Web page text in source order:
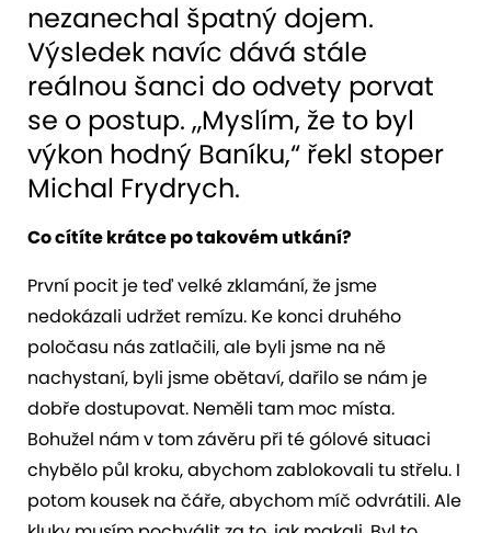
nezanechal špatný dojem.
Výsledek navíc dává stále
reálnou šanci do odvety porvat
se o postup. „Myslím, že to byl
výkon hodný Baníku,“ řekl stoper
Michal Frydrych.
Co cítíte krátce po takovém utkání?
První pocit je teď velké zklamání, že jsme
nedokázali udržet remízu. Ke konci druhého
poločasu nás zatlačili, ale byli jsme na ně
nachystaní, byli jsme obětaví, dařilo se nám je
dobře dostupovat. Neměli tam moc místa.
Bohužel nám v tom závěru při té gólové situaci
chybělo půl kroku, abychom zablokovali tu střelu. I
potom kousek na čáře, abychom míč odvrátili. Ale